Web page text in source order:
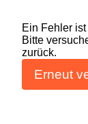
Ein Fehler
Bitte
zurück.
Erneut